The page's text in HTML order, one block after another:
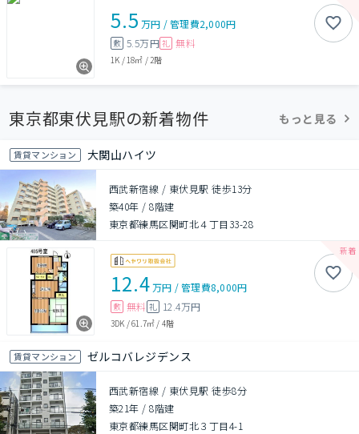
5.5 万円 /管理費2,000円
敷 5.5万円 礼 無料
1K / 18㎡ / 2階
東京都東伏見駅の新着物件 もっと見る
賃貸マンション 大関山ハイツ
西武新宿線 / 東伏見駅 徒歩13分
築40年 /8階建
東京都練馬区関町北４丁目33-28
12.4万円 /管理費8,000円
敷 無料 礼 12.4万円
3DK /61.7㎡ / 4階
賃貸マンション ゼルコバレジデンス
西武新宿線 / 東伏見駅 徒歩8分
築21年 /8階建
東京都練馬区関町北３丁目4-1